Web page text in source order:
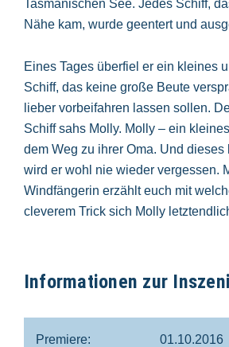
Tasmanischen See. Jedes Schiff,
Nähe kam, wurde geentert und
Eines Tages überfiel er ein kleines
Schiff, das keine große Beute
lieber vorbeifahren lassen sollen.
Schiff sahs Molly. Molly – ein
dem Weg zu ihrer Oma. Und dieses
wird er wohl nie wieder vergessen.
Windfängerin erzählt euch mit
cleverem Trick sich Molly
Informationen zur
Premiere: 01.10.2016